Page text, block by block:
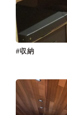
収納